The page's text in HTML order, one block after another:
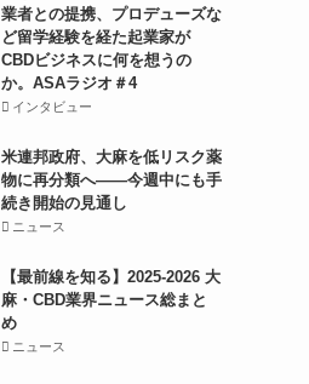
業者との提携、プロデューズな
ど留学経験を経た起業家が
CBDビジネスに何を想うの
か。ASAラジオ＃4
インタビュー
米連邦政府、大麻を低リスク薬
物に再分類へ——今週中にも手
続き開始の見通し
ニュース
【最前線を知る】2025-2026 大
麻・CBD業界ニュース総まと
め
ニュース